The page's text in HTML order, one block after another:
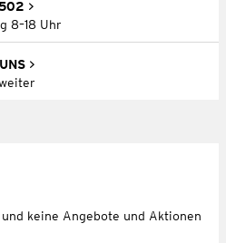
8–18 Uhr
keine Angebote und Aktionen